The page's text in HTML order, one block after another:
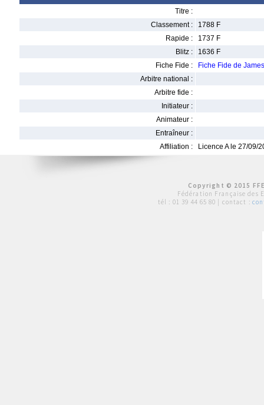
Titre :
Classement :
1788 F
Rapide :
1737 F
Blitz :
1636 F
Fiche Fide :
Fiche Fide de
Arbitre national :
Arbitre fide :
Initiateur :
Animateur :
Entraîneur :
Affiliation :
Licence A le 27/09/
Copyright © 2015
Fédération Française des
tél : 01 39 44 65 80 | contact :